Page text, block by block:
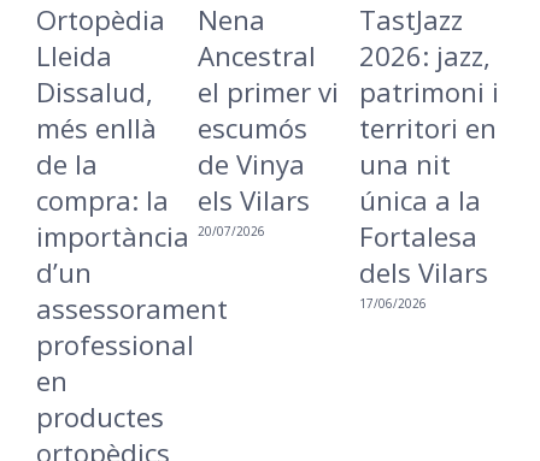
enllà
la
Nena
Ancestral
el primer vi
escumós
de Vinya
els Vilars
20/07/2026
TastJazz
2026: jazz,
patrimoni i
territori en
una nit
única a la
Fortalesa
dels Vilars
La
torna a
Lleida
una
més